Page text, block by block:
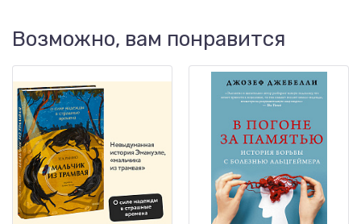
Возможно, вам понравится